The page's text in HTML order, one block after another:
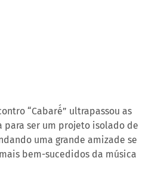
“Cabaré́” ultrapassou as
para ser um projeto isolado de
uma grande amizade se
bem-sucedidos da música